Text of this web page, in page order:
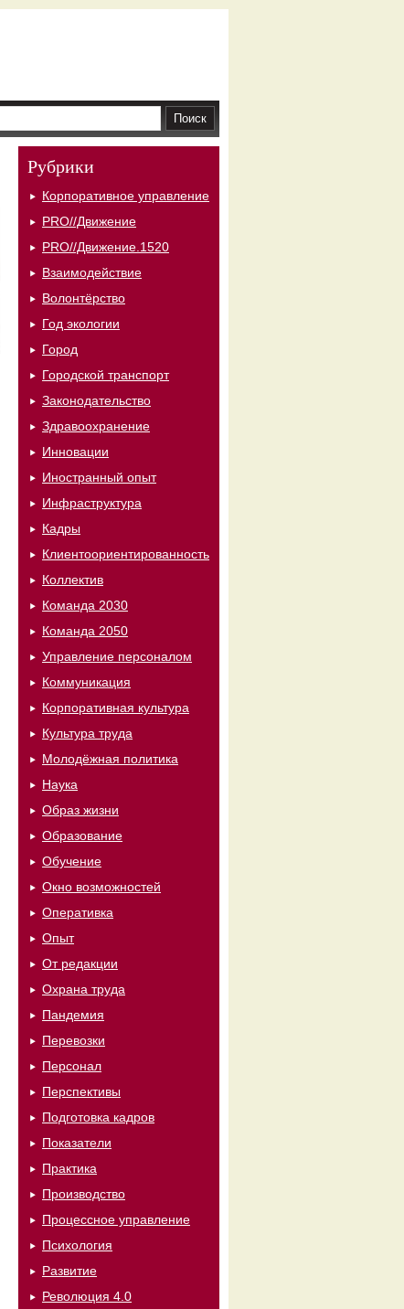
Рубрики
Корпоративное управление
PRO//Движение
PRO//Движение.1520
Взаимодействие
Волонтёрство
Год экологии
Город
Городской транспорт
Законодательство
Здравоохранение
Инновации
Иностранный опыт
Инфраструктура
Кадры
Клиентоориентированность
Коллектив
Команда 2030
Команда 2050
Управление персоналом
Коммуникация
Корпоративная культура
Культура труда
Молодёжная политика
Наука
Образ жизни
Образование
Обучение
Окно возможностей
Оперативка
Опыт
От редакции
Охрана труда
Пандемия
Перевозки
Персонал
Перспективы
Подготовка кадров
Показатели
Практика
Производство
Процессное управление
Психология
Развитие
Революция 4.0